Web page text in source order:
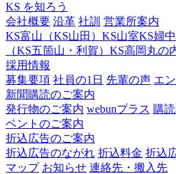
KS を知ろう
会社概要 沿革 社訓
営業所案内
KS富山（KS山田） KS山室KS婦中
（KS五箇山・利賀） KS高岡丸の
採用情報
募集要項 社員の1日 先輩の声 エ
新聞購読のご案内
発行物のご案内 webunプラス 購
ベントのご案内
折込広告のご案内
折込広告のながれ 折込料金 折込
マップ お知らせ 連絡先・搬入先